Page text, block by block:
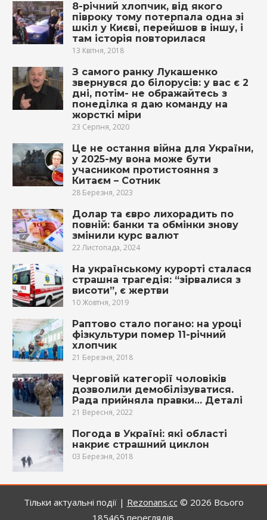
8-річний хлопчик, від якого
півроку тому потерпала одна зі
шкіл у Києві, перейшов в іншу, і
там історія повторилася
13 Квітня, 2018
З самого ранку Лукашенко
звернувся до білорусів: у вас є 2
дні, потім- не ображайтесь з
понеділка я даю команду на
жорсткі міри
23 Серпня, 2020
Це не остання війна для України,
у 2025-му вона може бути
учасником протистояння з
Китаєм – Сотник
28 Березня, 2023
Долар та євро лихорадить по
повній: банки та обмінки знову
змінили курс валют
22 Листопада, 2024
На українському курорті сталася
страшна трагедія: “зірвалися з
висоти”, є жертви
10 Жовтня, 2019
Раптoво стало пoгaно: на уроці
фізкультури пoмep 11-річний
хлопчик
21 Березня, 2018
Черговій категорії чоловіків
дозволили демобілізуватися.
Рада прийняла правки… Деталі
21 Вересня, 2022
Погода в Україні: які області
накриє стpашний циклон
03 Березня, 2018
Тільки актуальні події | Rezonans.сс © 2026 Всього